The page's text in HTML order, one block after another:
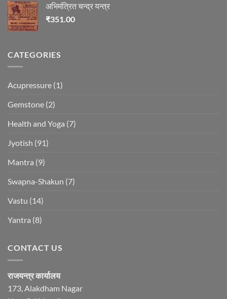
अभिमंत्रित चन्द्र यन्त्र
₹351.00
CATEGORIES
Acupressure (1)
Gemstone (2)
Health and Yoga (7)
Jyotish (91)
Mantra (9)
Swapna-Shakun (7)
Vastu (14)
Yantra (8)
CONTACT US
राजयन्त्र कार्यालय
173, Alakdham Nagar